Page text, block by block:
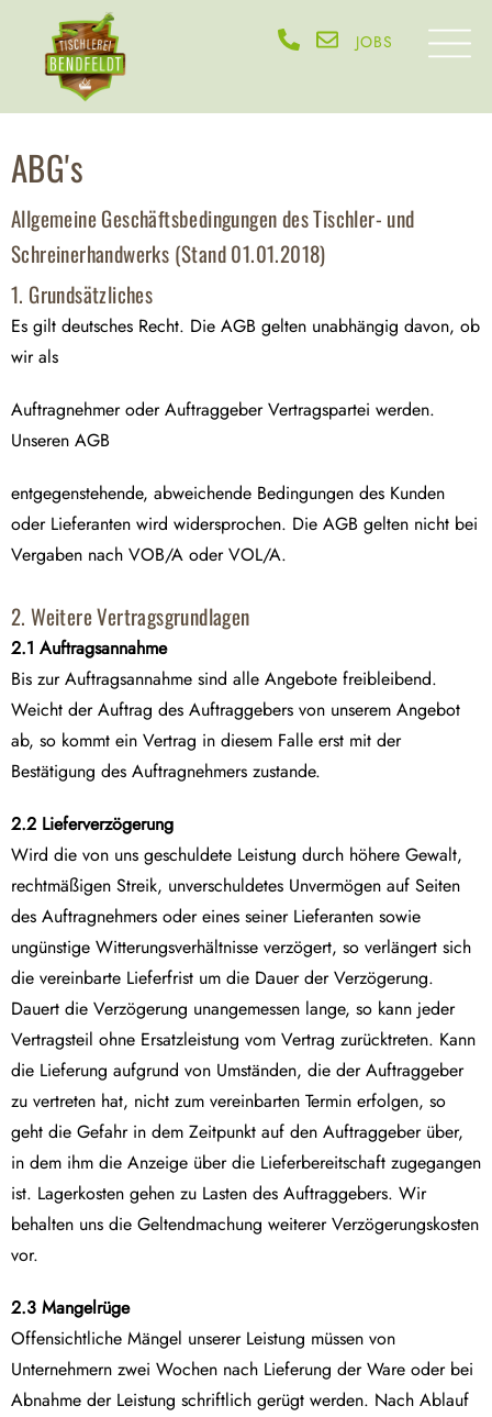
JOBS
ABG's
Allgemeine Geschäftsbedingungen des Tischler- und
Schreinerhandwerks (Stand 01.01.2018)
1. Grundsätzliches
Es gilt deutsches Recht. Die AGB gelten unabhängig davon, ob
wir als
Auftragnehmer oder Auftraggeber Vertragspartei werden.
Unseren AGB
entgegenstehende, abweichende Bedingungen des Kunden
oder Lieferanten wird widersprochen. Die AGB gelten nicht bei
Vergaben nach VOB/A oder VOL/A.
2. Weitere Vertragsgrundlagen
2.1 Auftragsannahme
Bis zur Auftragsannahme sind alle Angebote freibleibend.
Weicht der Auftrag des Auftraggebers von unserem Angebot
ab, so kommt ein Vertrag in diesem Falle erst mit der
Bestätigung des Auftragnehmers zustande.
2.2 Lieferverzögerung
Wird die von uns geschuldete Leistung durch höhere Gewalt,
rechtmäßigen Streik, unverschuldetes Unvermögen auf Seiten
des Auftragnehmers oder eines seiner Lieferanten sowie
ungünstige Witterungsverhältnisse verzögert, so verlängert sich
die vereinbarte Lieferfrist um die Dauer der Verzögerung.
Dauert die Verzögerung unangemessen lange, so kann jeder
Vertragsteil ohne Ersatzleistung vom Vertrag zurücktreten. Kann
die Lieferung aufgrund von Umständen, die der Auftraggeber
zu vertreten hat, nicht zum vereinbarten Termin erfolgen, so
geht die Gefahr in dem Zeitpunkt auf den Auftraggeber über,
in dem ihm die Anzeige über die Lieferbereitschaft zugegangen
ist. Lagerkosten gehen zu Lasten des Auftraggebers. Wir
behalten uns die Geltendmachung weiterer Verzögerungskosten
vor.
2.3 Mangelrüge
Offensichtliche Mängel unserer Leistung müssen von
Unternehmern zwei Wochen nach Lieferung der Ware oder bei
Abnahme der Leistung schriftlich gerügt werden. Nach Ablauf